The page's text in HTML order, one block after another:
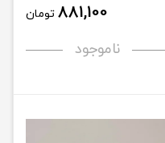
881,100 تومان
ناموجود